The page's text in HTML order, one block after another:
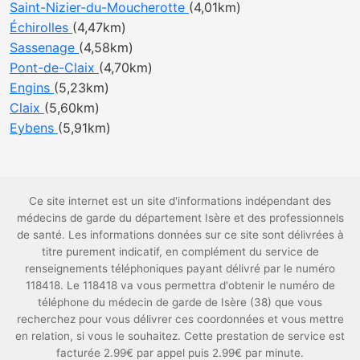
Saint-Nizier-du-Moucherotte (4,01km)
Échirolles (4,47km)
Sassenage (4,58km)
Pont-de-Claix (4,70km)
Engins (5,23km)
Claix (5,60km)
Eybens (5,91km)
Ce site internet est un site d'informations indépendant des
médecins de garde du département Isère et des professionnels
de santé. Les informations données sur ce site sont délivrées à
titre purement indicatif, en complément du service de
renseignements téléphoniques payant délivré par le numéro
118418. Le 118418 va vous permettra d'obtenir le numéro de
téléphone du médecin de garde de Isère (38) que vous
recherchez pour vous délivrer ces coordonnées et vous mettre
en relation, si vous le souhaitez. Cette prestation de service est
facturée 2.99€ par appel puis 2.99€ par minute.